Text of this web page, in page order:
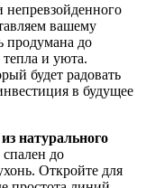
вашему
продумана до
и уюта.
будет радовать
в будущее
натурального
до
Откройте для